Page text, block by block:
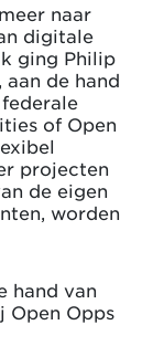
naar
digitale
ging Philip
de hand
of Open
projecten
de eigen
worden
hand van
Open Opps